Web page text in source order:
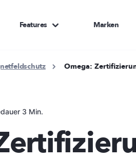
Features Marken
Omega:
3 Min.